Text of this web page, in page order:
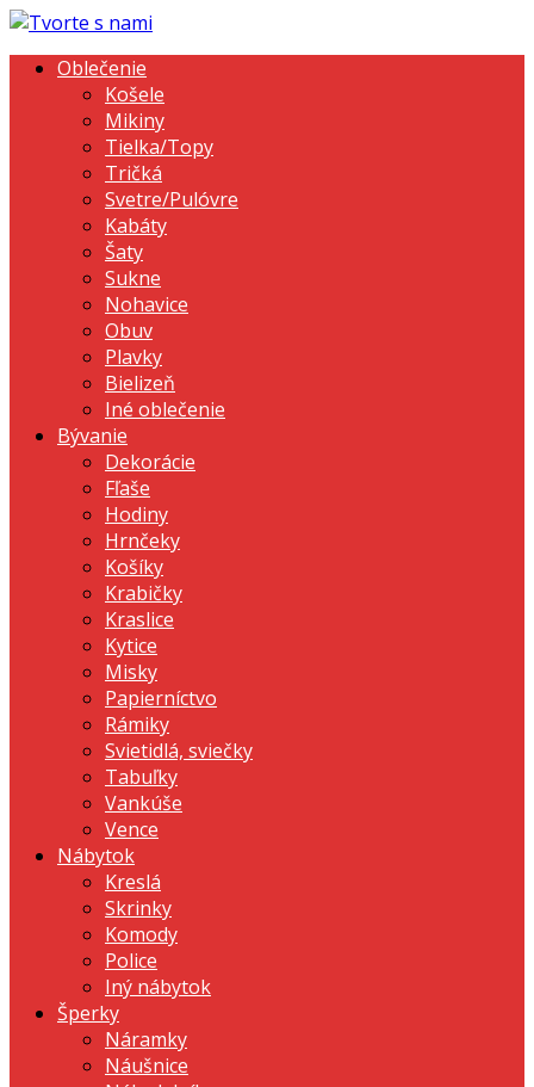
Oblečenie
Košele
Mikiny
Tielka/Topy
Tričká
Svetre/Pulóvre
Kabáty
Šaty
Sukne
Nohavice
Obuv
Plavky
Bielizeň
Iné oblečenie
Bývanie
Dekorácie
Fľaše
Hodiny
Hrnčeky
Košíky
Krabičky
Kraslice
Kytice
Misky
Papierníctvo
Rámiky
Svietidlá, sviečky
Tabuľky
Vankúše
Vence
Nábytok
Kreslá
Skrinky
Komody
Police
Iný nábytok
Šperky
Náramky
Náušnice